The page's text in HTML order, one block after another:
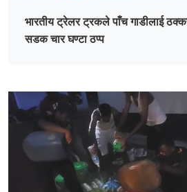
भारतीय ट्रेलर ट्रकले पाँच गाडीलाई
सडक चार घण्टा ठप्प